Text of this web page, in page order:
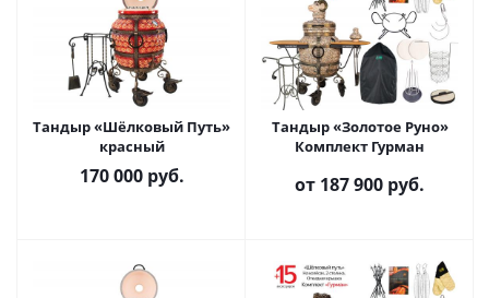
Тандыр «Шёлковый Путь»
красный
170 000руб.
Тандыр «Золотое Руно»
Комплект Гурман
от 187 900 руб.